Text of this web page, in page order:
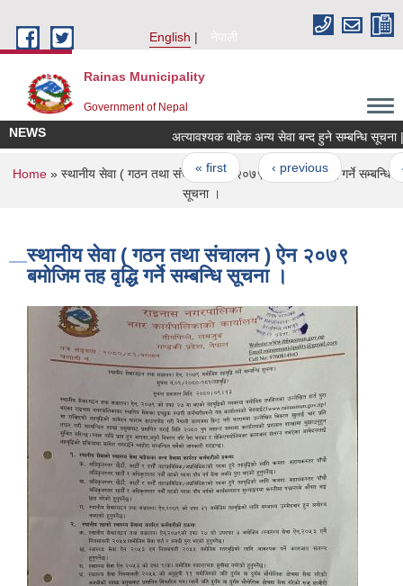
English
नेपाली
Rainas Municipality
Government of Nepal
NEWS अत्यावश्यक बाहेक अन्य सेवा बन्द हुने सम्बन्धि सूचना |
Pages
« first ‹ previous …
You are here
Home » स्थानीय सेवा ( गठन तथा संचालन ) ऐन २०७९ बमोजिम तह वृद्धि गर्ने सम्बन्धि
सूचना ।
स्थानीय सेवा ( गठन तथा संचालन ) ऐन २०७९
बमोजिम तह वृद्धि गर्ने सम्बन्धि सूचना ।